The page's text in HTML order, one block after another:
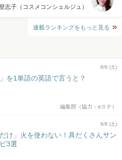
志子（コスメコンシェルジュ）
連載ランキングをもっと見る
8/8 (土)
を1単語の英語で言うと？
編集部（協力：eステ）
8/8 (土)
だけ」火を使わない！具だくさんサン
3選